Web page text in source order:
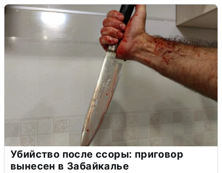
Убийство после ссоры: приговор
вынесен в Забайкалье